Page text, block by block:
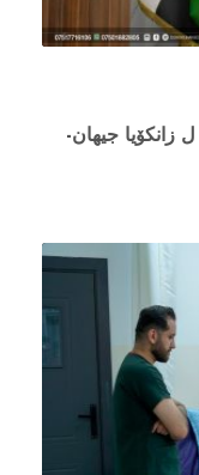
زانکۆیا جیهان-